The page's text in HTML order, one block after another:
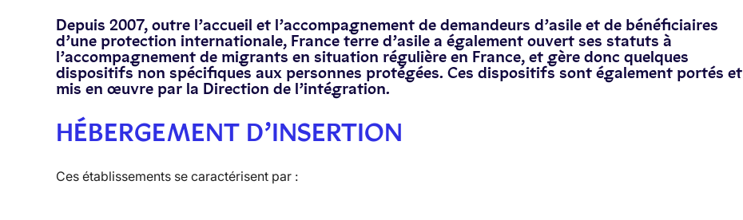
Depuis 2007, outre l’accueil et l’accompagnement de demandeurs d’asile et de bénéficiaires
d’une protection internationale, France terre d’asile a également ouvert ses statuts à
l’accompagnement de migrants en situation régulière en France, et gère donc quelques
dispositifs non spécifiques aux personnes protégées. Ces dispositifs sont également portés et
mis en œuvre par la Direction de l’intégration.
HÉBERGEMENT D’INSERTION
Ces établissements se caractérisent par :